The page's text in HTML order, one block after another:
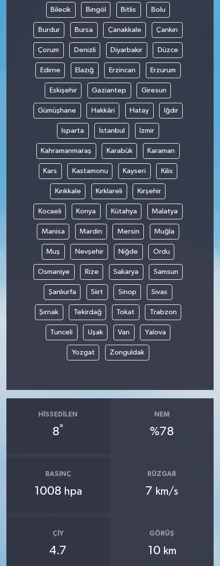
Bilecik Bingöl Bitlis Bolu
Burdur Bursa Çanakkale Çankırı
Çorum Denizli Diyarbakır Düzce
Edirne Elazığ Erzincan Erzurum
Eskişehir Gaziantep Giresun
Gümüşhane Hakkâri Hatay Iğdır
Isparta İstanbul İzmir
Kahramanmaraş Karabük Karaman
Kars Kastamonu Kayseri Kilis
Kırıkkale Kırklareli Kırşehir
Kocaeli Konya Kütahya Malatya
Manisa Mardin Mersin Muğla
Muş Nevşehir Niğde Ordu
Osmaniye Rize Sakarya Samsun
Şanlıurfa Siirt Sinop Sivas
Şırnak Tekirdağ Tokat Trabzon
Tunceli Uşak Van Yalova
Yozgat Zonguldak
HISSEDILEN
8°
NEM
%78
BASINÇ
1008 hpa
RÜZGAR
7 km/s
ÇIY
4.7
GÖRÜŞ
10 km